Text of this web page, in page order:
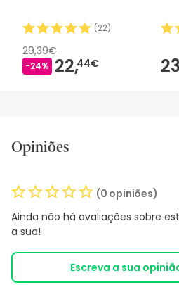
(22)
29,39€
-24% 22,44€
Opiniões
(0 opiniões)
Ainda não há avaliações sobre
a sua!
Escreva a sua